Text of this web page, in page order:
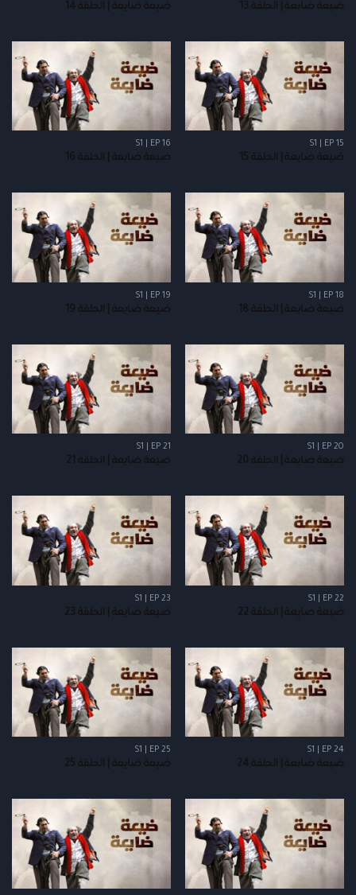
ضيعة ضايعة | الحلقة 13 ضيعة ضايعة | الحلقة 14
S1 | EP 15
ضيعة ضايعة | الحلقة 15
S1 | EP 16
ضيعة ضايعة | الحلقة 16
S1 | EP 18
ضيعة ضايعة | الحلقة 18
S1 | EP 19
ضيعة ضايعة | الحلقة 19
S1 | EP 20
ضيعة ضايعة | الحلقة 20
S1 | EP 21
ضيعة ضايعة | الحلقة 21
S1 | EP 22
ضيعة ضايعة | الحلقة 22
S1 | EP 23
ضيعة ضايعة | الحلقة 23
S1 | EP 24
ضيعة ضايعة | الحلقة 24
S1 | EP 25
ضيعة ضايعة | الحلقة 25